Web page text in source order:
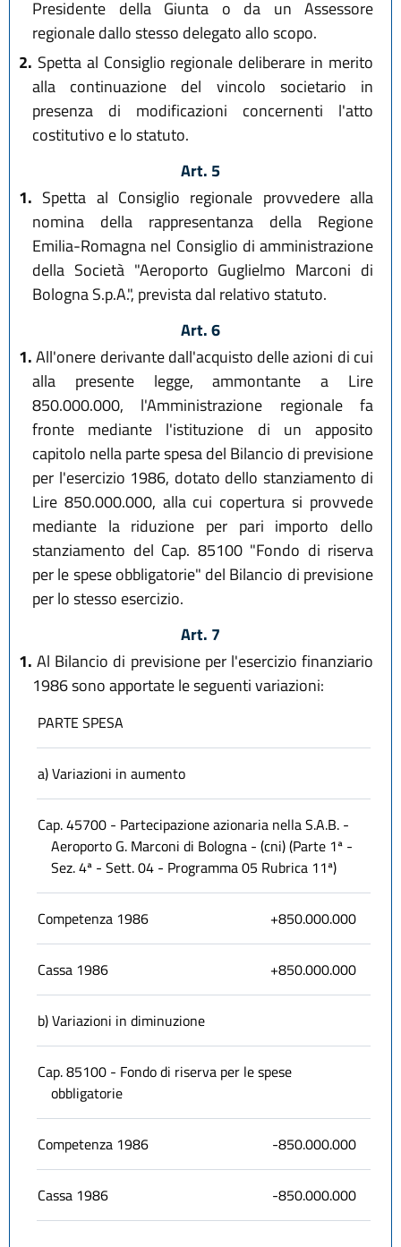
Presidente della Giunta o da un Assessore
regionale dallo stesso delegato allo scopo.
2. Spetta al Consiglio regionale deliberare in merito
alla continuazione del vincolo societario in
presenza di modificazioni concernenti l'atto
costitutivo e lo statuto.
Art. 5
1. Spetta al Consiglio regionale provvedere alla
nomina della rappresentanza della Regione
Emilia-Romagna nel Consiglio di amministrazione
della Società "Aeroporto Guglielmo Marconi di
Bologna S.p.A.", prevista dal relativo statuto.
Art. 6
1.All'onere derivante dall'acquisto delle azioni di cui
alla presente legge, ammontante a Lire
850.000.000, l'Amministrazione regionale fa
fronte mediante l'istituzione di un apposito
capitolo nella parte spesa del Bilancio di previsione
per l'esercizio 1986, dotato dello stanziamento di
Lire 850.000.000, alla cui copertura si provvede
mediante la riduzione per pari importo dello
stanziamento del Cap. 85100 "Fondo di riserva
per le spese obbligatorie" del Bilancio di previsione
per lo stesso esercizio.
Art. 7
1. Al Bilancio di previsione per l'esercizio finanziario
1986 sono apportate le seguenti variazioni:
PARTE SPESA
a) Variazioni in aumento
Cap. 45700 - Partecipazione azionaria nella S.A.B. -
Aeroporto G. Marconi di Bologna - (cni) (Parte 1ª -
Sez. 4ª - Sett. 04 - Programma 05 Rubrica 11ª)
Competenza 1986 +850.000.000
Cassa 1986 +850.000.000
b) Variazioni in diminuzione
Cap. 85100 - Fondo di riserva per le spese
obbligatorie
Competenza 1986 -850.000.000
Cassa 1986 -850.000.000